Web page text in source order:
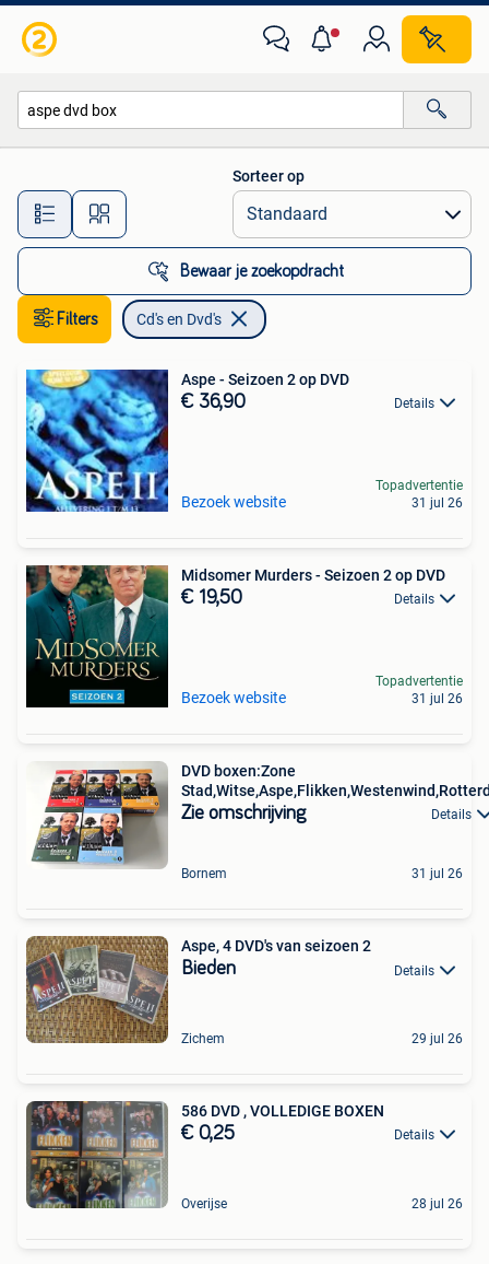
Alle afstanden…
Sorteer op
Bewaar je zoekopdracht
Filters Cd's en Dvd's
Aspe - Seizoen 2 op DVD
€ 36,90 Details
Bezoek website
Topadvertentie
31 jul 26
Midsomer Murders - Seizoen 2 op DVD
€ 19,50 Details
Bezoek website
Topadvertentie
31 jul 26
DVD boxen:Zone
Zie omschrijving Details
Bornem 31 jul 26
Aspe, 4 DVD's van seizoen 2
Bieden Details
Zichem 29 jul 26
586 DVD , VOLLEDIGE BOXEN
€ 0,25 Details
Overijse 28 jul 26